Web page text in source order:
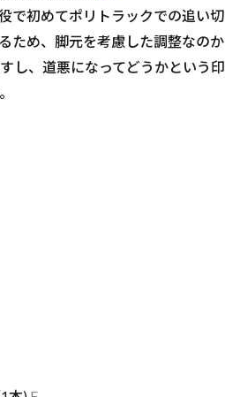
で初めてポリトラックでの追い
ため、脚元を考慮した調整なの
し、道悪になってどうかという